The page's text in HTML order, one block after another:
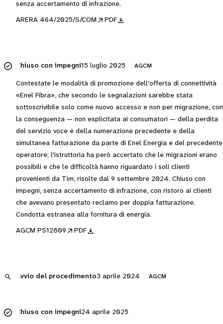
senza accertamento di infrazione.
ARERA 464/2025/S/COM PDF
Chiuso con impegni15 luglio 2025 AGCM
Contestate le modalità di promozione dell'offerta di connettività
«Enel Fibra», che secondo le segnalazioni sarebbe stata
sottoscrivibile solo come nuovo accesso e non per migrazione, con
la conseguenza — non esplicitata ai consumatori — della perdita
del servizio voce e della numerazione precedente e della
simultanea fatturazione da parte di Enel Energia e del precedente
operatore; l'istruttoria ha però accertato che le migrazioni erano
possibili e che le difficoltà hanno riguardato i soli clienti
provenienti da Tim, risolte dal 9 settembre 2024. Chiuso con
impegni, senza accertamento di infrazione, con ristoro ai clienti
che avevano presentato reclamo per doppia fatturazione.
Condotta estranea alla fornitura di energia.
AGCM PS12809 PDF
Avvio del procedimento3 aprile 2024 AGCM
Chiuso con impegni24 aprile 2025